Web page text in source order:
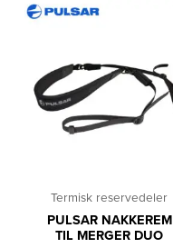
Termisk reservedeler
PULSAR NAKKEREM
TIL MERGER DUO